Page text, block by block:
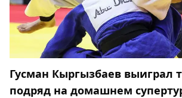
Гусман Кыргызбаев выиграл
подряд на домашнем